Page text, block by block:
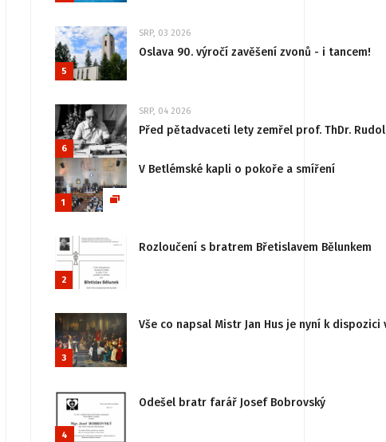
5
SRP, 03 2026
Oslava 90. výročí zavěšení zvonů - i tancem!
6
SRP, 04 2026
Před pětadvaceti lety zemřel prof. ThDr.
1
V Betlémské kapli o pokoře a smíření
2
Rozloučení s bratrem Břetislavem Bělunkem
3
Vše co napsal Mistr Jan Hus je nyní k
4
Odešel bratr farář Josef Bobrovský